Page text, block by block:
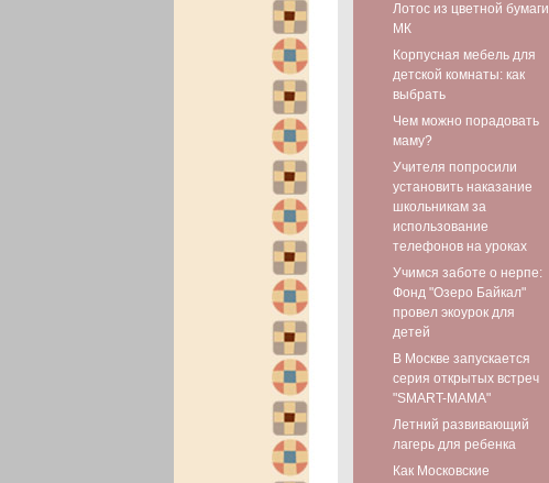
Лотос из цветной бумаги
МК
Корпусная мебель для
детской комнаты: как
выбрать
Чем можно порадовать
маму?
Учителя попросили
установить наказание
школьникам за
использование
телефонов на уроках
Учимся заботе о нерпе:
Фонд "Озеро Байкал"
провел экоурок для
детей
В Москве запускается
серия открытых встреч
"SMART-МАМА"
Летний развивающий
лагерь для ребенка
Как Московские